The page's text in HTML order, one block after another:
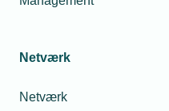
Netværk
Netværk
Eksempler på YouTube: